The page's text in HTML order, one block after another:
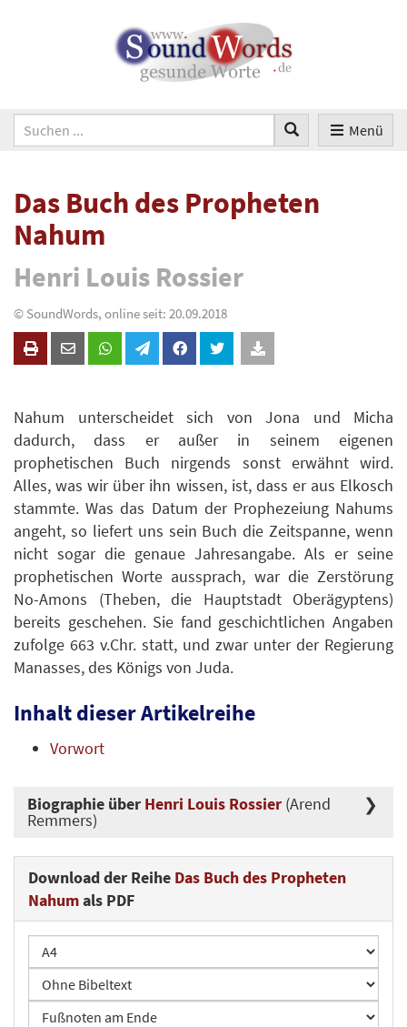
Menü
Das Buch des Propheten
Nahum
Henri Louis Rossier
© SoundWords, online seit: 20.09.2018
Nahum unterscheidet sich von Jona und Micha
dadurch, dass er außer in seinem eigenen
prophetischen Buch nirgends sonst erwähnt wird.
Alles, was wir über ihn wissen, ist, dass er aus Elkosch
stammte. Was das Datum der Prophezeiung Nahums
angeht, so liefert uns sein Buch die Zeitspanne, wenn
nicht sogar die genaue Jahresangabe. Als er seine
prophetischen Worte aussprach, war die Zerstörung
No-Amons (Theben, die Hauptstadt Oberägyptens)
bereits geschehen. Sie fand geschichtlichen Angaben
zufolge 663 v.Chr. statt, und zwar unter der Regierung
Manasses, des Königs von Juda.
Inhalt dieser Artikelreihe
Vorwort
Biographie über Henri Louis Rossier (Arend
Remmers)
Download der Reihe Das Buch des Propheten
Nahumals PDF